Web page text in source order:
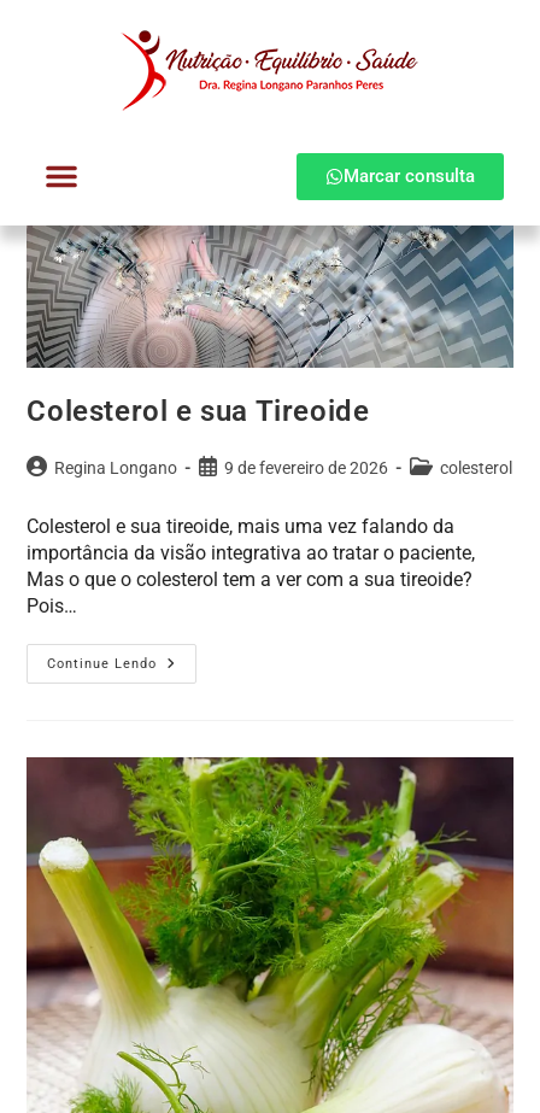
Marcar consulta
Colesterol e sua Tireoide
Regina Longano 9 de fevereiro de 2026 colesterol
Colesterol e sua tireoide, mais uma vez falando da
importância da visão integrativa ao tratar o paciente,
Mas o que o colesterol tem a ver com a sua tireoide?
Pois…
Continue Lendo